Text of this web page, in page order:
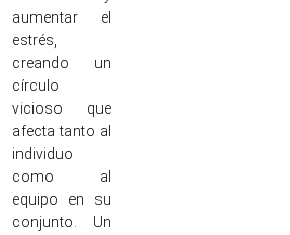
aumentar el
estrés,
creando un
círculo
vicioso que
afecta tanto al
individuo
como al
equipo en su
conjunto. Un